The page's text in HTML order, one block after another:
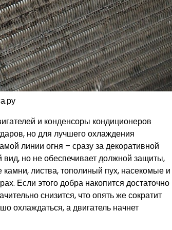
и конденсоры кондиционеров
но для лучшего охлаждения
линии огня – сразу за декоративной
но не обеспечивает должной защиты,
листва, тополиный пух, насекомые и
Если этого добра накопится достаточно
снизится, что опять же сократит
охлаждаться, а двигатель начнет